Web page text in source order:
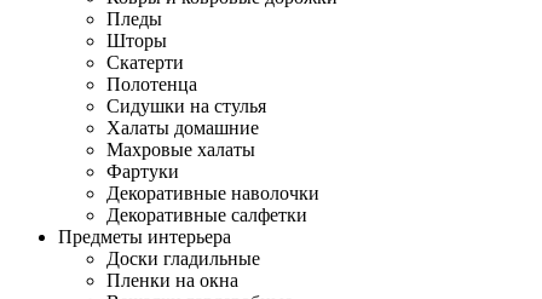
Пледы
Шторы
Скатерти
Полотенца
Сидушки на стулья
Халаты домашние
Махровые халаты
Фартуки
Декоративные наволочки
Декоративные салфетки
Предметы интерьера
Доски гладильные
Пленки на окна